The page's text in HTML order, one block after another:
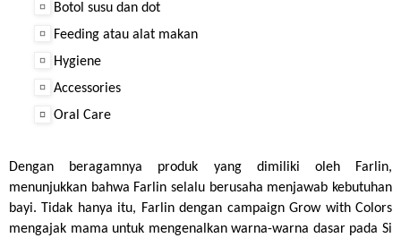
Botol susu dan dot
Feeding atau alat makan
Hygiene
Accessories
Oral Care
Dengan beragamnya produk yang dimiliki oleh Farlin,
menunjukkan bahwa Farlin selalu berusaha menjawab kebutuhan
bayi. Tidak hanya itu, Farlin dengan campaign Grow with Colors
mengajak mama untuk mengenalkan warna-warna dasar pada Si